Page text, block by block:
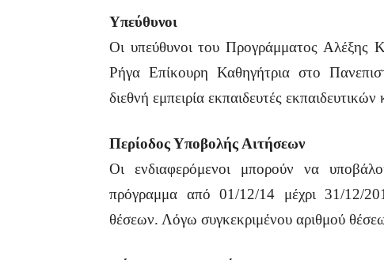
Υπεύθυνοι
Οι υπεύθυνοι του Προγράμματος
Ρήγα Επίκουρη Καθηγήτρια στο
διεθνή εμπειρία εκπαιδευτές
Περίοδος Υποβολής Αιτήσεων
Οι ενδιαφερόμενοι μπορούν να
πρόγραμμα από 01/12/14 μέχρι 31/12/
θέσεων. Λόγω συγκεκριμένου αριθμού